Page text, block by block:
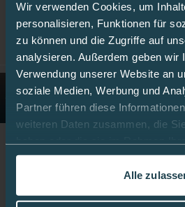
Wir verwenden Cookies, um
personalisieren, Funktionen für
zu können und die Zugriffe auf
analysieren. Außerdem geben wir
Verwendung unserer Website an
soziale Medien, Werbung und
Partner führen diese
weiteren Daten zusammen, die
gesammelt haben.
In dieser
Alle
Easy-Release 7 mm/110
inkl. 19% MwSt.,zzgl.